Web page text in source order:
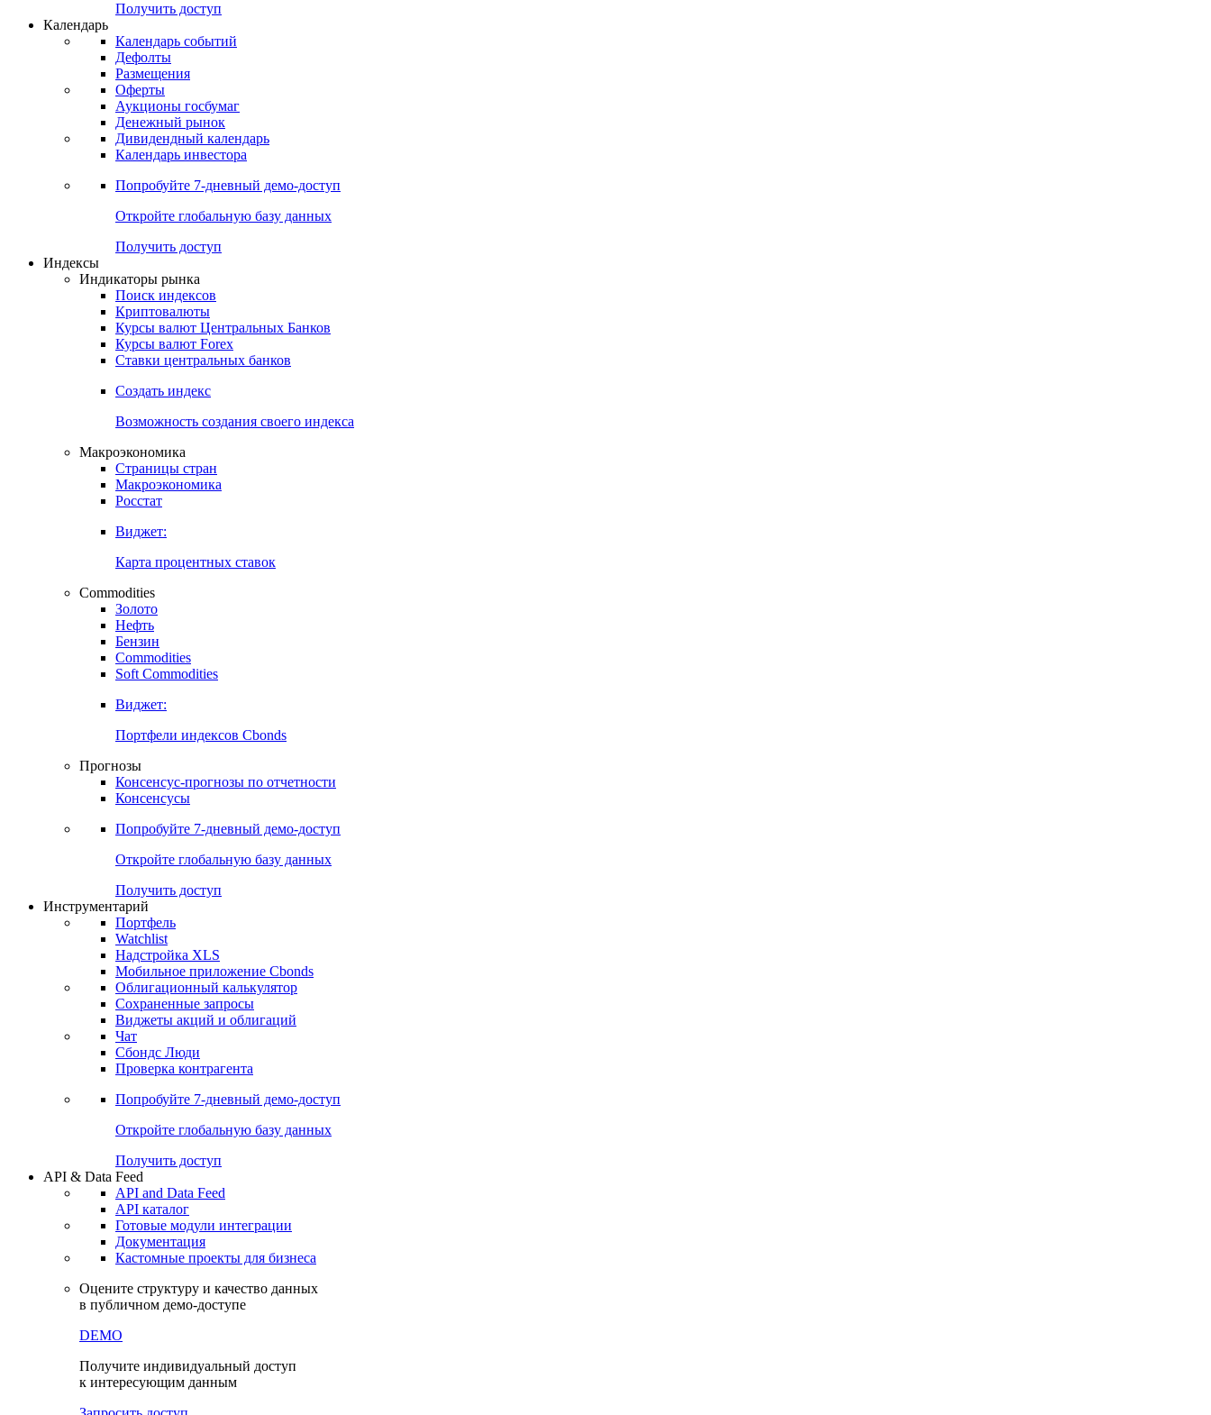
Получить доступ
Календарь
Календарь событий
Дефолты
Размещения
Оферты
Аукционы госбумаг
Денежный рынок
Дивидендный календарь
Календарь инвестора
Попробуйте 7-дневный демо-доступ
Откройте глобальную базу данных
Получить доступ
Индексы
Индикаторы рынка
Поиск индексов
Криптовалюты
Курсы валют Центральных Банков
Курсы валют Forex
Ставки центральных банков
Создать индекс
Возможность создания своего индекса
Макроэкономика
Страницы стран
Макроэкономика
Росстат
Виджет:
Карта процентных ставок
Commodities
Золото
Нефть
Бензин
Commodities
Soft Commodities
Виджет:
Портфели индексов Cbonds
Прогнозы
Консенсус-прогнозы по отчетности
Консенсусы
Попробуйте 7-дневный демо-доступ
Откройте глобальную базу данных
Получить доступ
Инструментарий
Портфель
Watchlist
Надстройка XLS
Мобильное приложение Cbonds
Облигационный калькулятор
Сохраненные запросы
Виджеты акций и облигаций
Чат
Сбондс Люди
Проверка контрагента
Попробуйте 7-дневный демо-доступ
Откройте глобальную базу данных
Получить доступ
API & Data Feed
API and Data Feed
API каталог
Готовые модули интеграции
Документация
Кастомные проекты для бизнеса
Оцените структуру и качество данных
в публичном демо-доступе
DEMO
Получите индивидуальный доступ
к интересующим данным